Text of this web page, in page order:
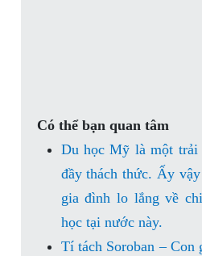
Có thể bạn quan tâm
Du học Mỹ là một
đầy thách thức. Ấy
gia đình lo lắng về
học tại nước này.
Tí tách Soroban –